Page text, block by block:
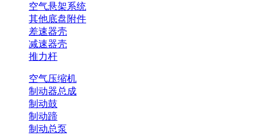
空气悬架系统
其他底盘附件
差速器壳
减速器壳
推力杆
空气压缩机
制动器总成
制动鼓
制动蹄
制动总泵